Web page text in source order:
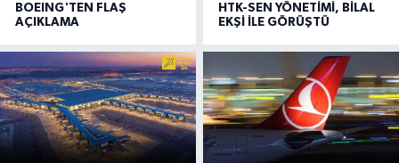
BOEING'TEN FLAŞ
AÇIKLAMA
HTK-SEN YÖNETİMİ, BİLAL
EKŞİ İLE GÖRÜŞTÜ